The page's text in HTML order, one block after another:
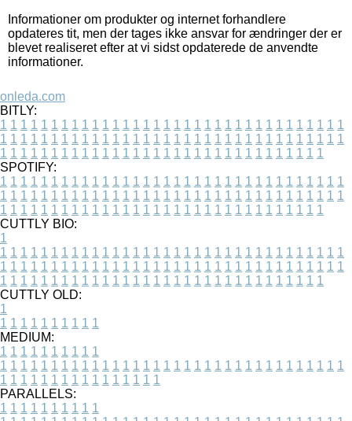
Informationer om produkter og internet forhandlere
opdateres tit, men der tages ikke ansvar for ændringer der er
blevet realiseret efter at vi sidst opdaterede de anvendte
informationer.
onleda.com
BITLY:
1 1 1 1 1 1 1 1 1 1 1 1 1 1 1 1 1 1 1 1 1 1 1 1 1 1 1 1 1 1 1 1 1 1
1 1 1 1 1 1 1 1 1 1 1 1 1 1 1 1 1 1 1 1 1 1 1 1 1 1 1 1 1 1 1 1 1 1
1 1 1 1 1 1 1 1 1 1 1 1 1 1 1 1 1 1 1 1 1 1 1 1 1 1 1 1 1 1 1 1
SPOTIFY:
1 1 1 1 1 1 1 1 1 1 1 1 1 1 1 1 1 1 1 1 1 1 1 1 1 1 1 1 1 1 1 1 1 1
1 1 1 1 1 1 1 1 1 1 1 1 1 1 1 1 1 1 1 1 1 1 1 1 1 1 1 1 1 1 1 1 1 1
1 1 1 1 1 1 1 1 1 1 1 1 1 1 1 1 1 1 1 1 1 1 1 1 1 1 1 1 1 1 1 1
CUTTLY BIO:
1
1 1 1 1 1 1 1 1 1 1 1 1 1 1 1 1 1 1 1 1 1 1 1 1 1 1 1 1 1 1 1 1 1 1
1 1 1 1 1 1 1 1 1 1 1 1 1 1 1 1 1 1 1 1 1 1 1 1 1 1 1 1 1 1 1 1 1 1
1 1 1 1 1 1 1 1 1 1 1 1 1 1 1 1 1 1 1 1 1 1 1 1 1 1 1 1 1 1 1 1
CUTTLY OLD:
1
1 1 1 1 1 1 1 1 1 1
MEDIUM:
1 1 1 1 1 1 1 1 1 1
1 1 1 1 1 1 1 1 1 1 1 1 1 1 1 1 1 1 1 1 1 1 1 1 1 1 1 1 1 1 1 1 1 1
1 1 1 1 1 1 1 1 1 1 1 1 1 1 1 1
PARALLELS:
1 1 1 1 1 1 1 1 1 1